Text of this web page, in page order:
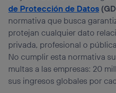
de Protección de Datos
normativa que busca
protejan cualquier dato
privada, profesional o
No cumplir esta normativa
multas a las empresas: 20
sus ingresos globales por